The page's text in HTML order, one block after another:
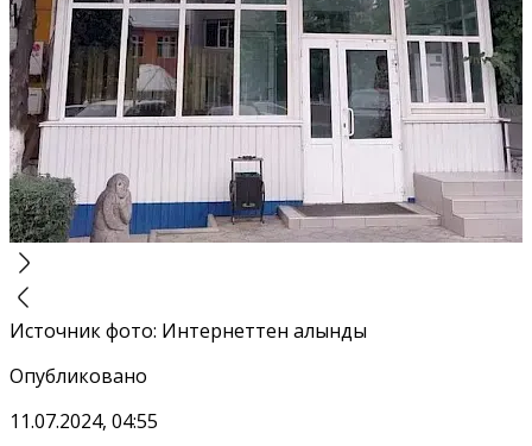
Источник фото: Интернеттен алынды
Опубликовано
11.07.2024, 04:55